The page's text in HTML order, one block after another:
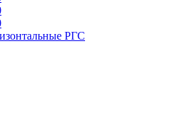
РГС